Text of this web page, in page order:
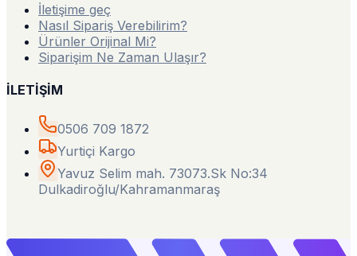
İletişime geç
Nasıl Sipariş Verebilirim?
Ürünler Orijinal Mi?
Siparişim Ne Zaman Ulaşır?
İLETİŞİM
0506 709 1872
Yurtiçi Kargo
Yavuz Selim mah. 73073.Sk No:34
Dulkadiroğlu/Kahramanmaraş